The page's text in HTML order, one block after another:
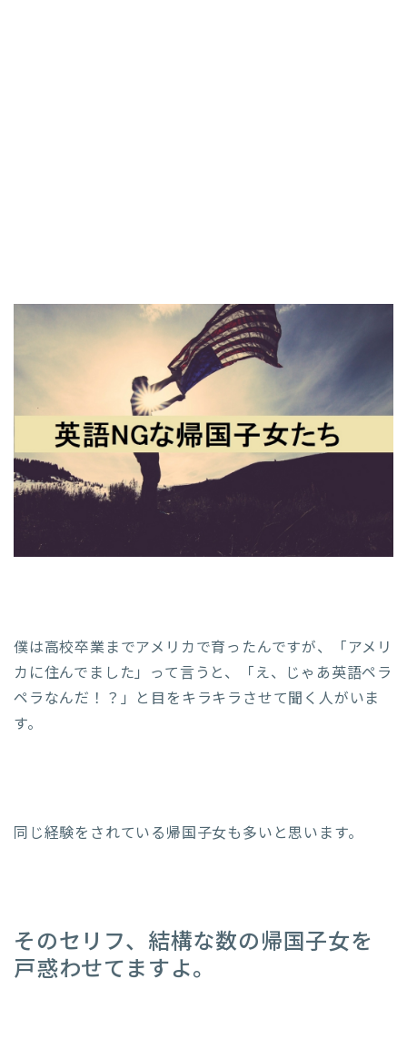
僕は高校卒業までアメリカで育ったんですが、「アメリ
カに住んでました」って言うと、「え、じゃあ英語ペラ
ペラなんだ！？」と目をキラキラさせて聞く人がいま
す。
同じ経験をされている帰国子女も多いと思います。
そのセリフ、結構な数の帰国子女を
戸惑わせてますよ。